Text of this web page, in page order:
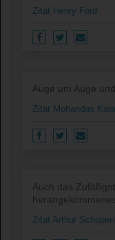
Zitat Henry Ford
Auge um Auge
Zitat Mohandas
Auch das
Zitat Arthur